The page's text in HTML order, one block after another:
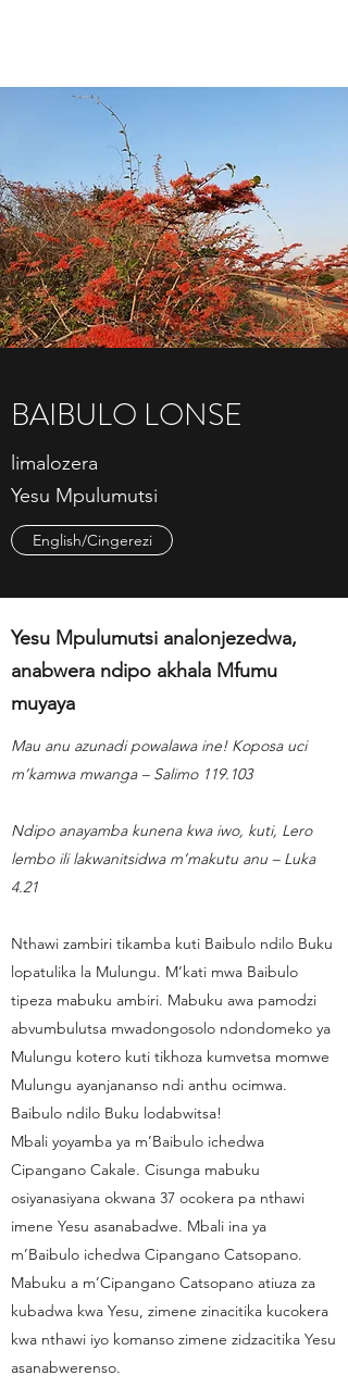
BAIBULO LONSE
limalozera
Yesu Mpulumutsi
English/Cingerezi
Yesu Mpulumutsi analonjezedwa,
anabwera ndipo akhala Mfumu
muyaya
Mau anu azunadi powalawa ine! Koposa uci
m’kamwa mwanga – Salimo 119.103
Ndipo anayamba kunena kwa iwo, kuti, Lero
lembo ili lakwanitsidwa m’makutu anu – Luka
4.21
Nthawi zambiri tikamba kuti Baibulo ndilo Buku
lopatulika la Mulungu. M’kati mwa Baibulo
tipeza mabuku ambiri. Mabuku awa pamodzi
abvumbulutsa mwadongosolo ndondomeko ya
Mulungu kotero kuti tikhoza kumvetsa momwe
Mulungu ayanjananso ndi anthu ocimwa.
Baibulo ndilo Buku lodabwitsa!
Mbali yoyamba ya m’Baibulo ichedwa
Cipangano Cakale. Cisunga mabuku
osiyanasiyana okwana 37 ocokera pa nthawi
imene Yesu asanabadwe. Mbali ina ya
m’Baibulo ichedwa Cipangano Catsopano.
Mabuku a m’Cipangano Catsopano atiuza za
kubadwa kwa Yesu, zimene zinacitika kucokera
kwa nthawi iyo komanso zimene zidzacitika Yesu
asanabwerenso.